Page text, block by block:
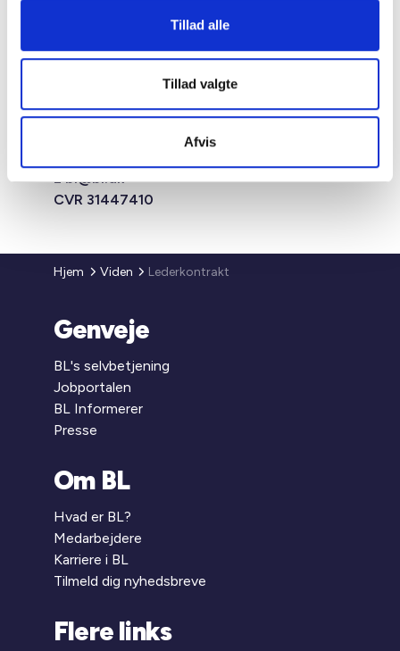
Tillad alle
Tillad valgte
Afvis
1554 København V
Mariane Thomsens Gade 2F,
Ebl@bl.dk
CVR 31447410
Hjem Viden Lederkontrakt
Genveje
BL's selvbetjening
Jobportalen
BL Informerer
Presse
Om BL
Hvad er BL?
Medarbejdere
Karriere i BL
Tilmeld dig nyhedsbreve
Flere links